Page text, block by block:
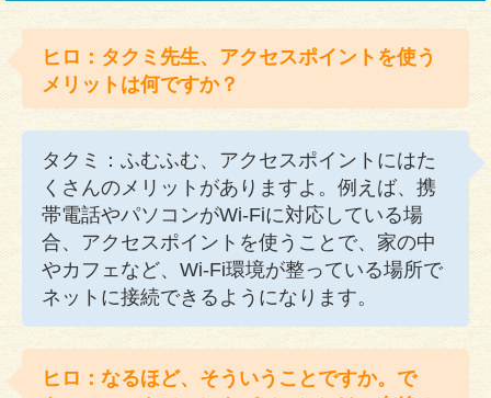
ヒロ：タクミ先生、アクセスポイントを使う
メリットは何ですか？
タクミ：ふむふむ、アクセスポイントにはた
くさんのメリットがありますよ。例えば、携
帯電話やパソコンがWi-Fiに対応している場
合、アクセスポイントを使うことで、家の中
やカフェなど、Wi-Fi環境が整っている場所で
ネットに接続できるようになります。
ヒロ：なるほど、そういうことですか。で